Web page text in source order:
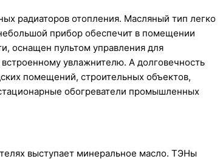
радиаторов отопления. Масляный тип легко
прибор обеспечит в помещении
оснащен пультом управления для
увлажнителю. А долговечность
помещений, строительных объектов,
обогреватели промышленных
выступает минеральное масло. ТЭНы